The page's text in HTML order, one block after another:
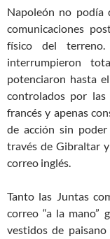
Napoleón no podía
comunicaciones
físico del
interrumpieron
potenciaron hasta
controlados por
francés y apenas
de acción sin
través de Gibraltar
correo inglés.
Tanto las Juntas
correo “a la mano”
vestidos de